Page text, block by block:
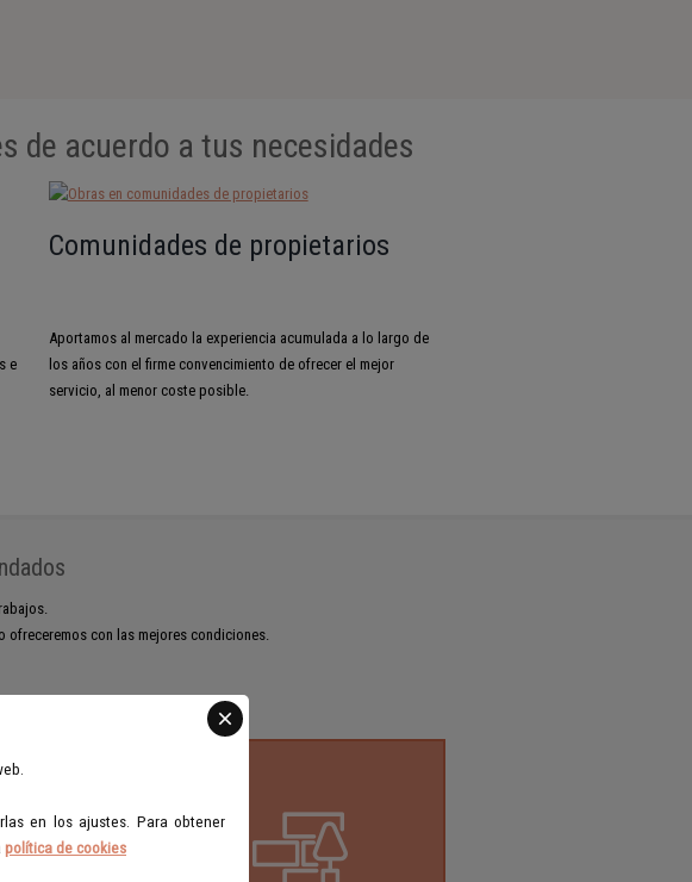
de acuerdo a tus necesidades
e
Comunidades de propietarios
Aportamos al mercado la experiencia acumulada a lo largo de
los años con el firme convencimiento de ofrecer el mejor
servicio, al menor coste posible.
ofreceremos con las mejores condiciones.
en los ajustes. Para obtener
política de cookies